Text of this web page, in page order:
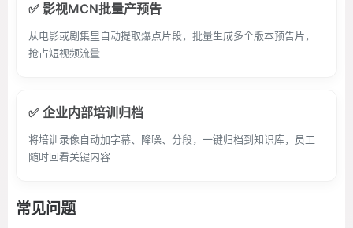
✅ 影视MCN批量产预告
从电影或剧集里自动提取爆点片段，批量生成多个版本预告片，
抢占短视频流量
✅ 企业内部培训归档
将培训录像自动加字幕、降噪、分段，一键归档到知识库，员工
随时回看关键内容
常见问题